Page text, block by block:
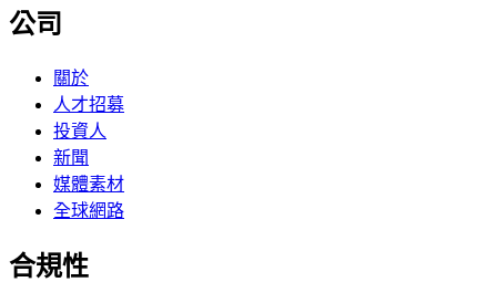
公司
關於
人才招募
投資人
新聞
媒體素材
全球網路
合規性